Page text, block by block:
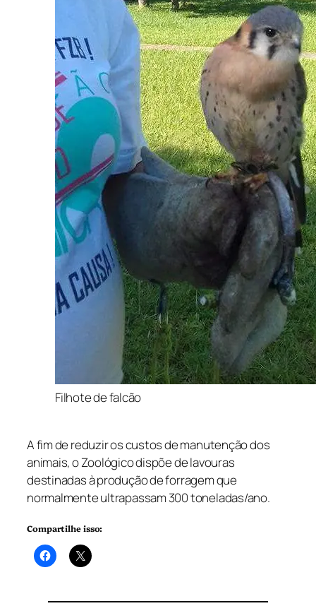
Filhote de falcão
A fim de reduzir os custos de manutenção dos
animais, o Zoológico dispõe de lavouras
destinadas à produção de forragem que
normalmente ultrapassam 300 toneladas/ano.
Compartilhe isso: